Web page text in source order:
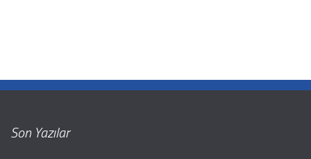
Son Yazılar